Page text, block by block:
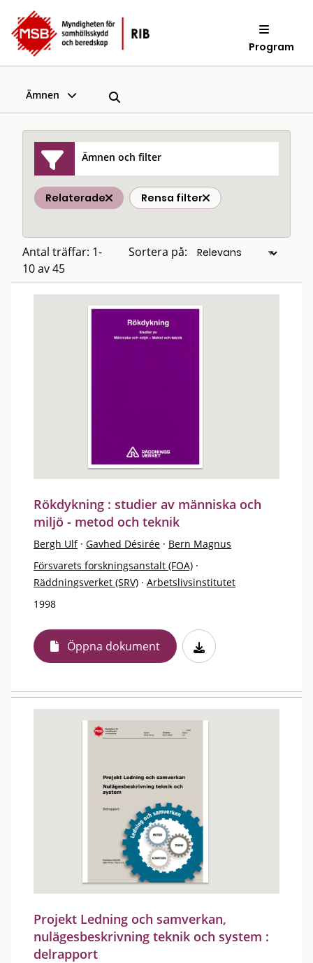
Program
Ämnen
Ämnen och filter
Relaterade Rensa filter
Antal träffar: 1-
10 av 45
Sortera på:
Rökdykning : studier av människa och
miljö - metod och teknik
Bergh Ulf · Gavhed Désirée · Bern Magnus
Försvarets forskningsanstalt (FOA) ·
Räddningsverket (SRV) · Arbetslivsinstitutet
1998
Öppna dokument
Projekt Ledning och samverkan,
nulägesbeskrivning teknik och system :
delrapport